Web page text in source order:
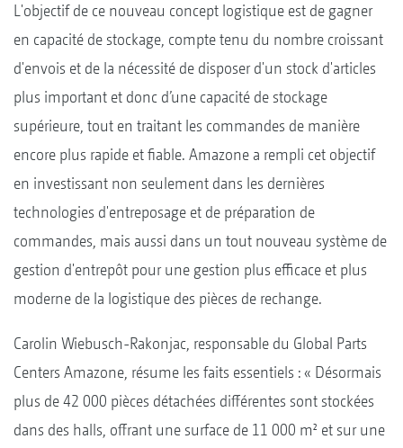
L'objectif de ce nouveau concept logistique est de gagner
en capacité de stockage, compte tenu du nombre croissant
d'envois et de la nécessité de disposer d'un stock d'articles
plus important et donc d’une capacité de stockage
supérieure, tout en traitant les commandes de manière
encore plus rapide et fiable. Amazone a rempli cet objectif
en investissant non seulement dans les dernières
technologies d'entreposage et de préparation de
commandes, mais aussi dans un tout nouveau système de
gestion d'entrepôt pour une gestion plus efficace et plus
moderne de la logistique des pièces de rechange.
Carolin Wiebusch-Rakonjac, responsable du Global Parts
Centers Amazone, résume les faits essentiels : « Désormais
plus de 42 000 pièces détachées différentes sont stockées
dans des halls, offrant une surface de 11 000 m² et sur une